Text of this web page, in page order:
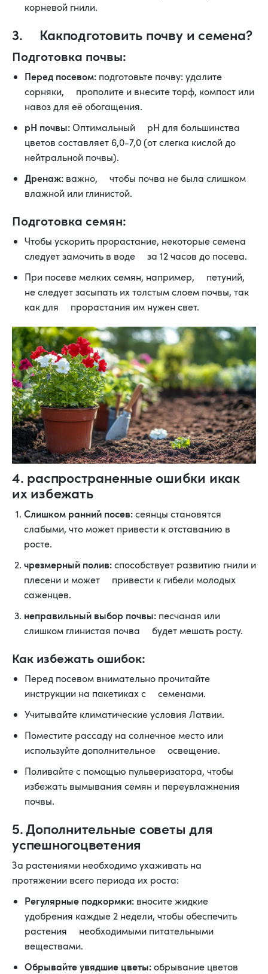
корневой гнили.
3. Какподготовить почву и семена?
Подготовка почвы:
Перед посевом: подготовьте почву: удалите
сорняки, прополите и внесите торф, компост или
навоз для её обогащения.
pH почвы:Оптимальный pH для большинства
цветов составляет 6,0-7,0 (от слегка кислой до
нейтральной почвы).
Дренаж: важно, чтобы почва не была слишком
влажной или глинистой.
Подготовка семян:
Чтобы ускорить прорастание, некоторые семена
следует замочить в воде за 12 часов до посева.
При посеве мелких семян, например, петуний,
не следует засыпать их толстым слоем почвы, так
как для прорастания им нужен свет.
4. распространенные ошибки икак
их избежать
Cлишком ранний посев:сеянцы становятся
слабыми, что может привести к отставанию в
росте.
чрезмерный полив:способствует развитию гнили и
плесени и может привести к гибели молодых
саженцев.
неправильный выбор почвы: песчаная или
слишком глинистая почва будет мешать росту.
Как избежать ошибок:
Перед посевом внимательно прочитайте
инструкции на пакетиках с семенами.
Учитывайте климатические условия Латвии.
Поместите рассаду на солнечное место или
используйте дополнительное освещение.
Поливайте с помощью пульверизатора, чтобы
избежать вымывания семян и переувлажнения
почвы.
5. Дополнительные советы для
успешногоцветения
За растениями необходимо ухаживать на
протяжении всего периода их роста:
Регулярные подкормки: вносите жидкие
удобрения каждые 2 недели, чтобы обеспечить
растения необходимыми питательными
веществами.
Обрывайте увядшие цветы:обрывание цветов